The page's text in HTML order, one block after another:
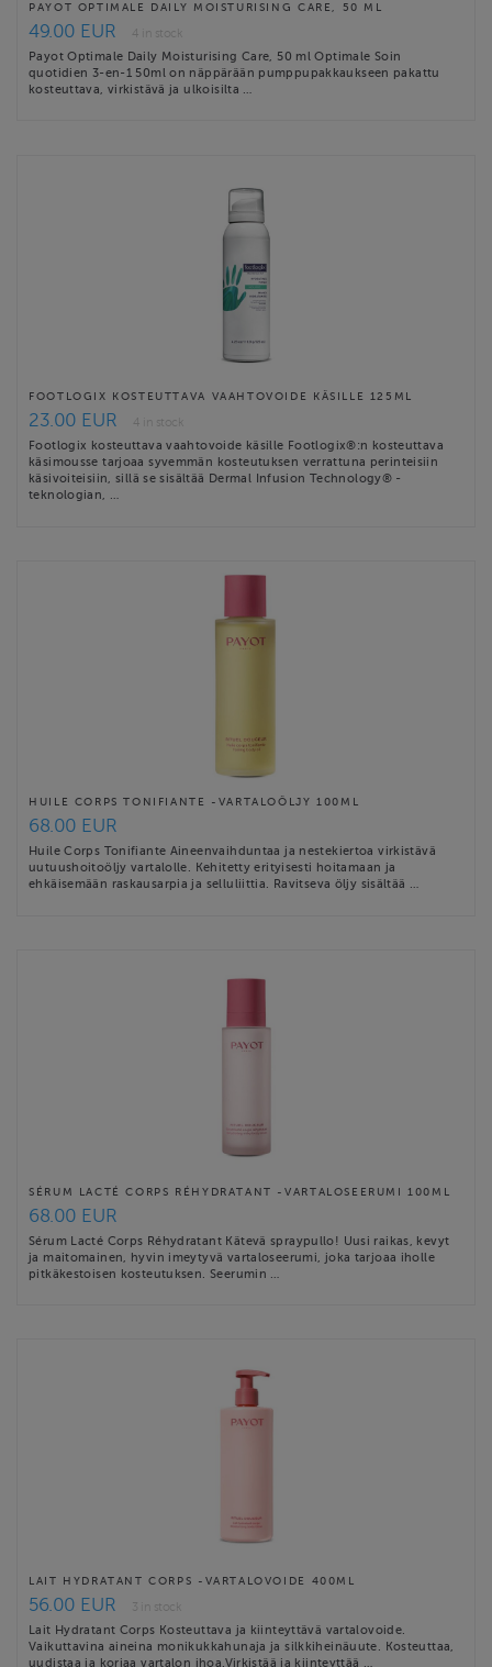
PAYOT OPTIMALE DAILY MOISTURISING CARE, 50 ML
49.00 EUR
4 in stock
Payot Optimale Daily Moisturising Care, 50 ml Optimale Soin
quotidien 3-en-1 50ml on näppärään pumppupakkaukseen pakattu
kosteuttava, virkistävä ja ulkoisilta …
FOOTLOGIX KOSTEUTTAVA VAAHTOVOIDE KÄSILLE 125ML
23.00 EUR
4 in stock
Footlogix kosteuttava vaahtovoide käsille Footlogix®:n kosteuttava
käsimousse tarjoaa syvemmän kosteutuksen verrattuna perinteisiin
käsivoiteisiin, sillä se sisältää Dermal Infusion Technology® -
teknologian, …
HUILE CORPS TONIFIANTE -VARTALOÖLJY 100ML
68.00 EUR
Huile Corps Tonifiante Aineenvaihduntaa ja nestekiertoa virkistävä
uutuushoitoöljy vartalolle. Kehitetty erityisesti hoitamaan ja
ehkäisemään raskausarpia ja selluliittia. Ravitseva öljy sisältää …
SÉRUM LACTÉ CORPS RÉHYDRATANT -VARTALOSEERUMI 100ML
68.00 EUR
Sérum Lacté Corps Réhydratant Kätevä spraypullo! Uusi raikas, kevyt
ja maitomainen, hyvin imeytyvä vartaloseerumi, joka tarjoaa iholle
pitkäkestoisen kosteutuksen. Seerumin …
LAIT HYDRATANT CORPS -VARTALOVOIDE 400ML
56.00 EUR
3 in stock
Lait Hydratant Corps Kosteuttava ja kiinteyttävä vartalovoide.
Vaikuttavina aineina monikukkahunaja ja silkkiheinäuute. Kosteuttaa,
uudistaa ja korjaa vartalon ihoa.Virkistää ja kiinteyttää …